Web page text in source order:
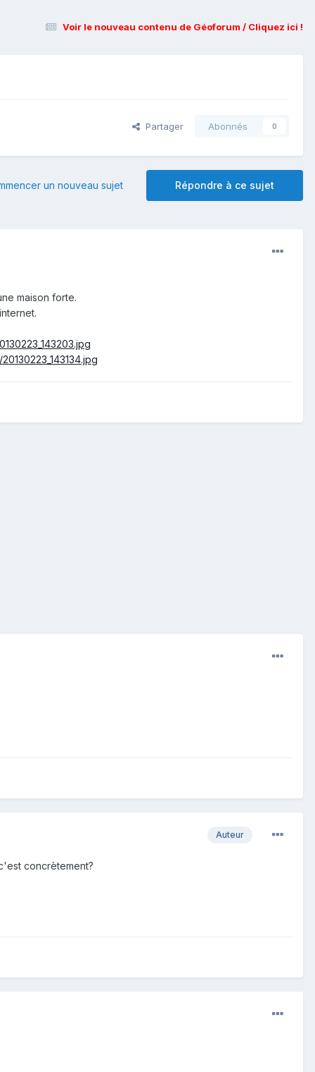
Voir le nouveau contenu de Géoforum / Cliquez ici !
Partager Abonnés 0
Répondre à ce sujet
un nouveau sujet
maison forte.
Auteur
concrètement?